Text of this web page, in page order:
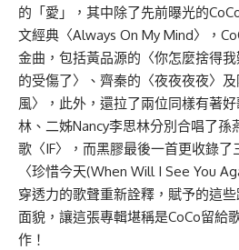
的「愛」，其中除了先前曝光的
文經典〈Always On My Mind〉，
金曲，包括黃品源的〈你怎麼捨得
的受傷了〉、齊秦的〈夜夜夜夜〉
風〉，此外，還拉了兩位同樣有著
林、二姊Nancy李思林分別合唱了孫
歌〈IF〉，而黑膠最後一首更收錄了
〈珍惜今天(When Will I See You
穿透力的歌聲重新詮釋，賦予的這
面貌，讓這張專輯堪稱是CoCo留給
作！